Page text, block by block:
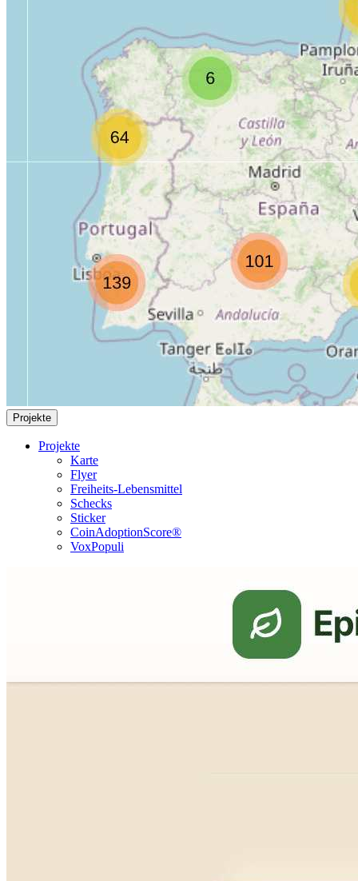
Projekte
Projekte
Karte
Flyer
Freiheits-Lebensmittel
Schecks
Sticker
CoinAdoptionScore®
VoxPopuli